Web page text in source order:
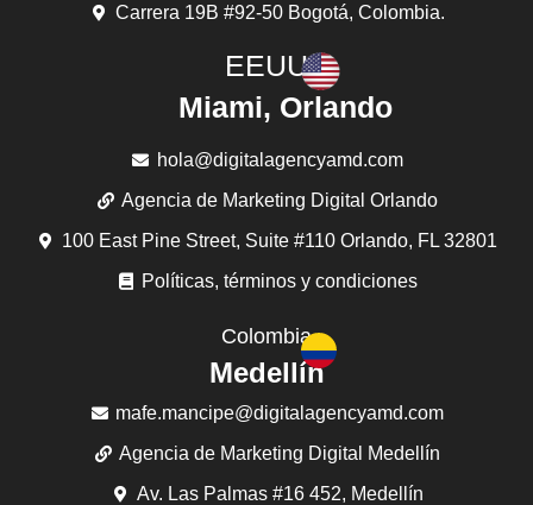
Carrera 19B #92-50 Bogotá, Colombia.
EEUU
Miami, Orlando
hola@digitalagencyamd.com
Agencia de Marketing Digital Orlando
100 East Pine Street, Suite #110 Orlando, FL 32801
Políticas, términos y condiciones
Colombia
Medellín
mafe.mancipe@digitalagencyamd.com
Agencia de Marketing Digital Medellín
Av. Las Palmas #16 452, Medellín